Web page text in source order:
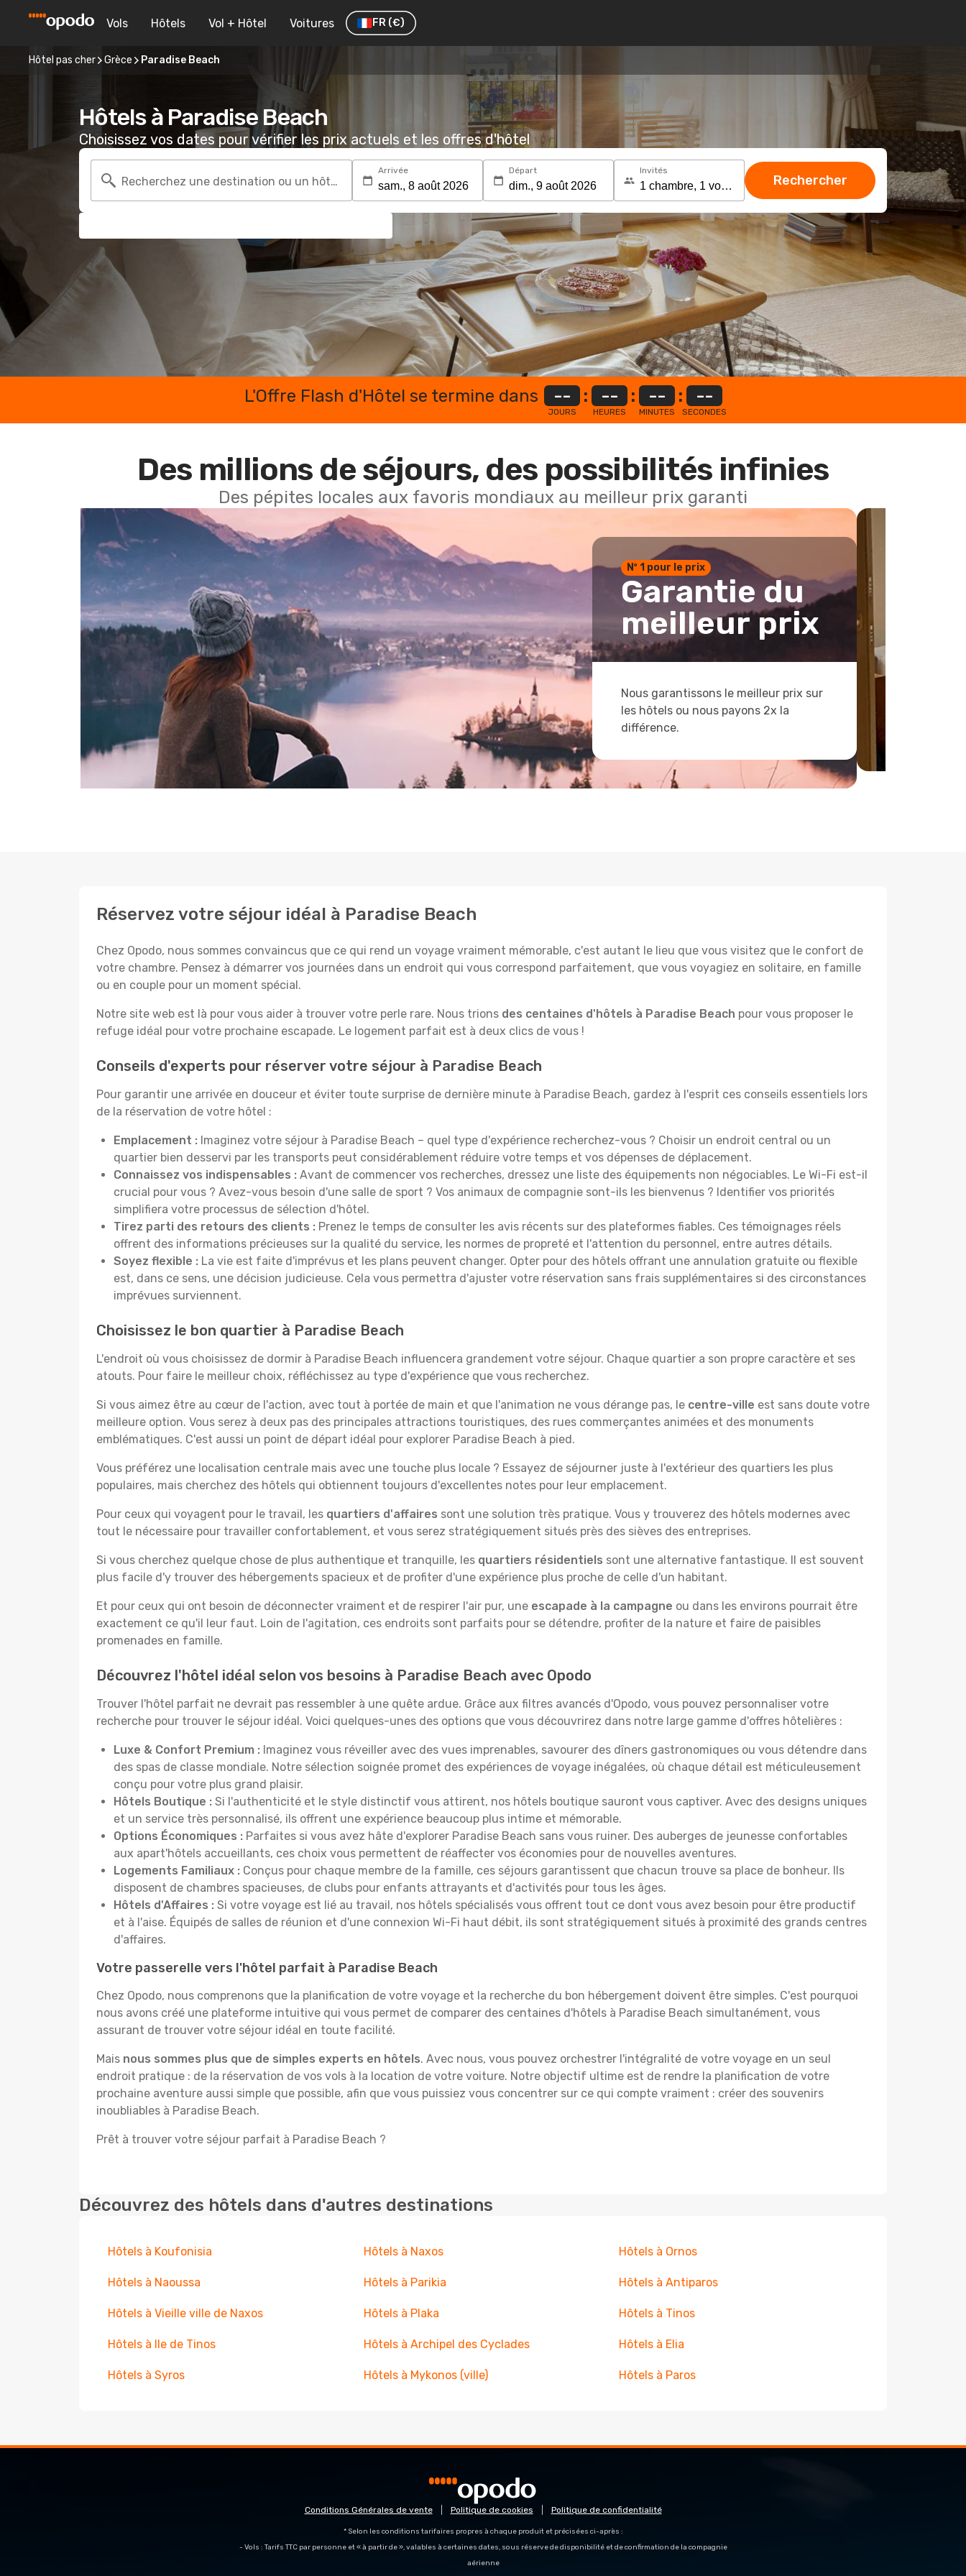
Vols Hôtels Vol + Hôtel Voitures FR (€)
Hôtel pas cher Grèce Paradise Beach
Hôtels à Paradise Beach
Choisissez vos dates pour vérifier les prix actuels et les offres d'hôtel
Recherchez une destination ou un hôtel
Arrivée Départ Invités
Rechercher
L'Offre Flash d'Hôtel se termine dans --
JOURS
: --
HEURES
: --
MINUTES
: --
SECONDES
Des millions de séjours, des possibilités infinies
Des pépites locales aux favoris mondiaux au meilleur prix garanti
Nº 1 pour le prix
Garantie du
meilleur prix
Nous garantissons le meilleur prix sur
les hôtels ou nous payons 2x la
différence.
Réservez votre séjour idéal à Paradise Beach
Chez Opodo, nous sommes convaincus que ce qui rend un voyage vraiment mémorable, c'est autant le lieu que vous visitez que le confort de
votre chambre. Pensez à démarrer vos journées dans un endroit qui vous correspond parfaitement, que vous voyagiez en solitaire, en famille
ou en couple pour un moment spécial.
Notre site web est là pour vous aider à trouver votre perle rare. Nous trions des centaines d'hôtels à Paradise Beach pour vous proposer le
refuge idéal pour votre prochaine escapade. Le logement parfait est à deux clics de vous !
Conseils d'experts pour réserver votre séjour à Paradise Beach
Pour garantir une arrivée en douceur et éviter toute surprise de dernière minute à Paradise Beach, gardez à l'esprit ces conseils essentiels lors
de la réservation de votre hôtel :
Emplacement : Imaginez votre séjour à Paradise Beach – quel type d'expérience recherchez-vous ? Choisir un endroit central ou un
quartier bien desservi par les transports peut considérablement réduire votre temps et vos dépenses de déplacement.
Connaissez vos indispensables : Avant de commencer vos recherches, dressez une liste des équipements non négociables. Le Wi-Fi est-il
crucial pour vous ? Avez-vous besoin d'une salle de sport ? Vos animaux de compagnie sont-ils les bienvenus ? Identifier vos priorités
simplifiera votre processus de sélection d'hôtel.
Tirez parti des retours des clients : Prenez le temps de consulter les avis récents sur des plateformes fiables. Ces témoignages réels
offrent des informations précieuses sur la qualité du service, les normes de propreté et l'attention du personnel, entre autres détails.
Soyez flexible : La vie est faite d'imprévus et les plans peuvent changer. Opter pour des hôtels offrant une annulation gratuite ou flexible
est, dans ce sens, une décision judicieuse. Cela vous permettra d'ajuster votre réservation sans frais supplémentaires si des circonstances
imprévues surviennent.
Choisissez le bon quartier à Paradise Beach
L'endroit où vous choisissez de dormir à Paradise Beach influencera grandement votre séjour. Chaque quartier a son propre caractère et ses
atouts. Pour faire le meilleur choix, réfléchissez au type d'expérience que vous recherchez.
Si vous aimez être au cœur de l'action, avec tout à portée de main et que l'animation ne vous dérange pas, le centre-ville est sans doute votre
meilleure option. Vous serez à deux pas des principales attractions touristiques, des rues commerçantes animées et des monuments
emblématiques. C'est aussi un point de départ idéal pour explorer Paradise Beach à pied.
Vous préférez une localisation centrale mais avec une touche plus locale ? Essayez de séjourner juste à l'extérieur des quartiers les plus
populaires, mais cherchez des hôtels qui obtiennent toujours d'excellentes notes pour leur emplacement.
Pour ceux qui voyagent pour le travail, les quartiers d'affaires sont une solution très pratique. Vous y trouverez des hôtels modernes avec
tout le nécessaire pour travailler confortablement, et vous serez stratégiquement situés près des sièves des entreprises.
Si vous cherchez quelque chose de plus authentique et tranquille, les quartiers résidentiels sont une alternative fantastique. Il est souvent
plus facile d'y trouver des hébergements spacieux et de profiter d'une expérience plus proche de celle d'un habitant.
Et pour ceux qui ont besoin de déconnecter vraiment et de respirer l'air pur, une escapade à la campagne ou dans les environs pourrait être
exactement ce qu'il leur faut. Loin de l'agitation, ces endroits sont parfaits pour se détendre, profiter de la nature et faire de paisibles
promenades en famille.
Découvrez l'hôtel idéal selon vos besoins à Paradise Beach avec Opodo
Trouver l'hôtel parfait ne devrait pas ressembler à une quête ardue. Grâce aux filtres avancés d'Opodo, vous pouvez personnaliser votre
recherche pour trouver le séjour idéal. Voici quelques-unes des options que vous découvrirez dans notre large gamme d'offres hôtelières :
Luxe & Confort Premium : Imaginez vous réveiller avec des vues imprenables, savourer des dîners gastronomiques ou vous détendre dans
des spas de classe mondiale. Notre sélection soignée promet des expériences de voyage inégalées, où chaque détail est méticuleusement
conçu pour votre plus grand plaisir.
Hôtels Boutique : Si l'authenticité et le style distinctif vous attirent, nos hôtels boutique sauront vous captiver. Avec des designs uniques
et un service très personnalisé, ils offrent une expérience beaucoup plus intime et mémorable.
Options Économiques : Parfaites si vous avez hâte d'explorer Paradise Beach sans vous ruiner. Des auberges de jeunesse confortables
aux apart'hôtels accueillants, ces choix vous permettent de réaffecter vos économies pour de nouvelles aventures.
Logements Familiaux : Conçus pour chaque membre de la famille, ces séjours garantissent que chacun trouve sa place de bonheur. Ils
disposent de chambres spacieuses, de clubs pour enfants attrayants et d'activités pour tous les âges.
Hôtels d'Affaires : Si votre voyage est lié au travail, nos hôtels spécialisés vous offrent tout ce dont vous avez besoin pour être productif
et à l'aise. Équipés de salles de réunion et d'une connexion Wi-Fi haut débit, ils sont stratégiquement situés à proximité des grands centres
d'affaires.
Votre passerelle vers l'hôtel parfait à Paradise Beach
Chez Opodo, nous comprenons que la planification de votre voyage et la recherche du bon hébergement doivent être simples. C'est pourquoi
nous avons créé une plateforme intuitive qui vous permet de comparer des centaines d'hôtels à Paradise Beach simultanément, vous
assurant de trouver votre séjour idéal en toute facilité.
Mais nous sommes plus que de simples experts en hôtels. Avec nous, vous pouvez orchestrer l'intégralité de votre voyage en un seul
endroit pratique : de la réservation de vos vols à la location de votre voiture. Notre objectif ultime est de rendre la planification de votre
prochaine aventure aussi simple que possible, afin que vous puissiez vous concentrer sur ce qui compte vraiment : créer des souvenirs
inoubliables à Paradise Beach.
Prêt à trouver votre séjour parfait à Paradise Beach ?
Découvrez des hôtels dans d'autres destinations
Hôtels à Koufonisia Hôtels à Naxos Hôtels à Ornos
Hôtels à Naoussa Hôtels à Parikia Hôtels à Antiparos
Hôtels à Vieille ville de Naxos Hôtels à Plaka Hôtels à Tinos
Hôtels à Ile de Tinos Hôtels à Archipel des Cyclades Hôtels à Elia
Hôtels à Syros Hôtels à Mykonos (ville) Hôtels à Paros
Conditions Générales de vente Politique de cookies Politique de confidentialité
* Selon les conditions tarifaires propres à chaque produit et précisées ci-après :
- Vols : Tarifs TTC par personne et « à partir de », valables à certaines dates, sous réserve de disponibilité et de confirmation de la compagnie
aérienne